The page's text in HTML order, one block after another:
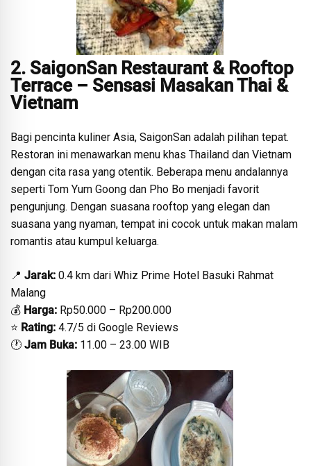
2. SaigonSan Restaurant & Rooftop
Terrace – Sensasi Masakan Thai &
Vietnam
Bagi pencinta kuliner Asia, SaigonSan adalah pilihan tepat.
Restoran ini menawarkan menu khas Thailand dan Vietnam
dengan cita rasa yang otentik. Beberapa menu andalannya
seperti Tom Yum Goong dan Pho Bo menjadi favorit
pengunjung. Dengan suasana rooftop yang elegan dan
suasana yang nyaman, tempat ini cocok untuk makan malam
romantis atau kumpul keluarga.
📍 Jarak: 0.4 km dari Whiz Prime Hotel Basuki Rahmat
Malang
💰 Harga: Rp50.000 – Rp200.000
⭐ Rating: 4.7/5 di Google Reviews
🕐 Jam Buka: 11.00 – 23.00 WIB